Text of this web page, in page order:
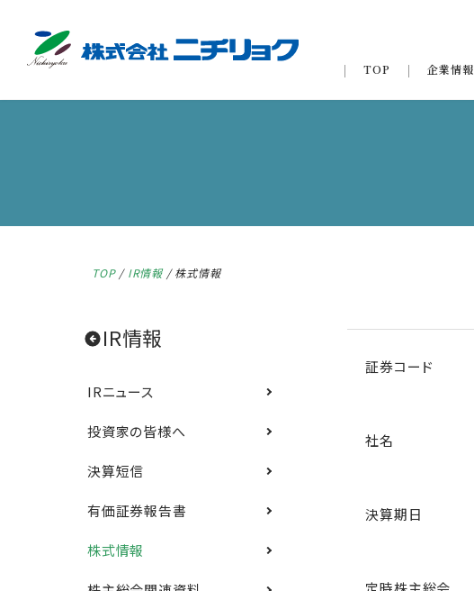
TOP 企業情報
TOP/ IR情報/株式情報
IR情報
IRニュース
投資家の皆様へ
決算短信
有価証券報告書
株式情報
証券コード
社名
決算期日